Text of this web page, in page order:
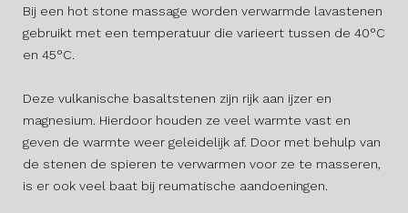
Bij een hot stone massage worden verwarmde lavastenen
gebruikt met een temperatuur die varieert tussen de 40°C
en 45°C.
Deze vulkanische basaltstenen zijn rijk aan ijzer en
magnesium. Hierdoor houden ze veel warmte vast en
geven de warmte weer geleidelijk af. Door met behulp van
de stenen de spieren te verwarmen voor ze te masseren,
is er ook veel baat bij reumatische aandoeningen.